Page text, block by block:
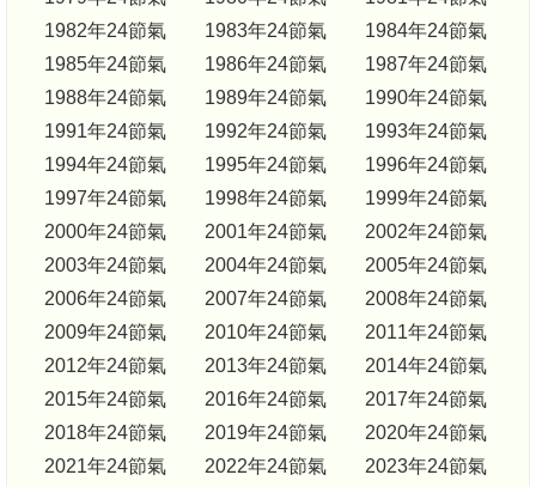
1982年24節氣
1983年24節氣
1984年24節氣
1985年24節氣
1986年24節氣
1987年24節氣
1988年24節氣
1989年24節氣
1990年24節氣
1991年24節氣
1992年24節氣
1993年24節氣
1994年24節氣
1995年24節氣
1996年24節氣
1997年24節氣
1998年24節氣
1999年24節氣
2000年24節氣
2001年24節氣
2002年24節氣
2003年24節氣
2004年24節氣
2005年24節氣
2006年24節氣
2007年24節氣
2008年24節氣
2009年24節氣
2010年24節氣
2011年24節氣
2012年24節氣
2013年24節氣
2014年24節氣
2015年24節氣
2016年24節氣
2017年24節氣
2018年24節氣
2019年24節氣
2020年24節氣
2021年24節氣
2022年24節氣
2023年24節氣